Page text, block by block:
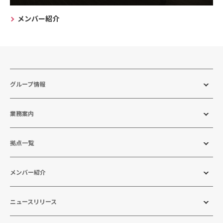
メンバー紹介
グループ情報
業務案内
拠点一覧
メンバー紹介
ニュースリリース